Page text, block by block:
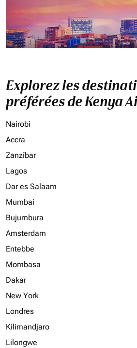
Explorez les
préférées de Kenya
Nairobi
Accra
Zanzíbar
Lagos
Dar es Salaam
Mumbai
Bujumbura
Amsterdam
Entebbe
Mombasa
Dakar
New York
Londres
Kilimandjaro
Lilongwe